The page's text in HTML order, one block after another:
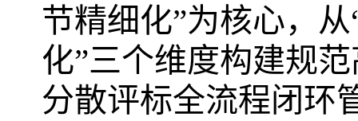
节精细化”为核心，
化”三个维度构建规
分散评标全流程闭环